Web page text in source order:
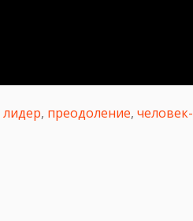
лидер, преодоление, человек-